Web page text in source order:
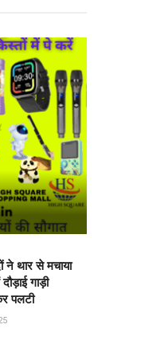
थार से मचाया
गाड़ी
पलटी